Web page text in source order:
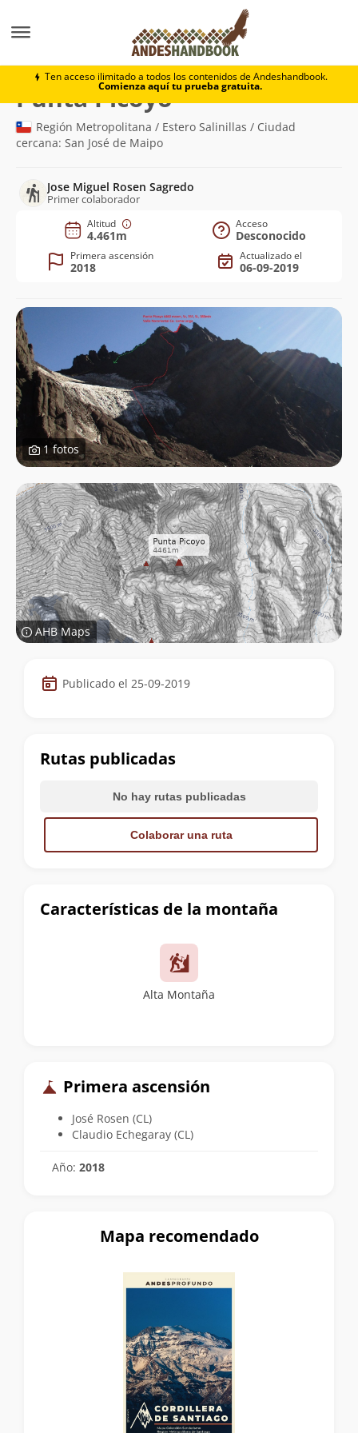
Ten acceso ilimitado a todos los contenidos de Andeshandbook.
Comienza aquí tu prueba gratuita.
Punta Picoyo
Punta Picoyo(4.461m)
Región Metropolitana / Estero Salinillas / Ciudad
cercana: San José de Maipo
Jose Miguel Rosen Sagredo
Primer colaborador
Altitud
4.461m
Acceso
Desconocido
Primera ascensión
2018
Actualizado el
06-09-2019
1 fotos
AHB Maps
Datos
de
cumbre
Publicado el 25-09-2019
Características de la montaña
Alta Montaña
Primera ascensión
José Rosen (CL)
Claudio Echegaray (CL)
Año: 2018
Rutas publicadas
No hay rutas publicadas
Colaborar una ruta
Mapa recomendado